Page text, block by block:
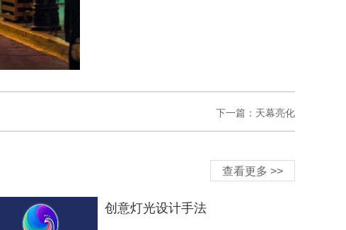
下一篇： 天幕亮化
查看更多 >>
创意灯光设计手法